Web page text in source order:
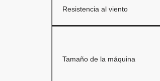
Resistencia al viento
Tamaño de la máquina